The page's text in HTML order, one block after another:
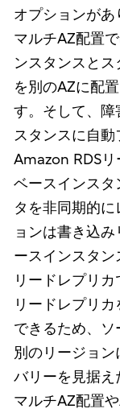
オプションがあ
マルチAZ配置
ンスタンスと
を別のAZに配
す。そして、
スタンスに自動
Amazon RDS
ベースインス
タを非同期的
ョンは書き込
ースインスタ
リードレプリカ
リードレプリ
できるため、
別のリージョ
バリーを見据え
マルチAZ配置